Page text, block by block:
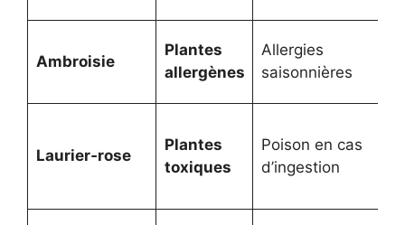
Ambroisie
Plantes
allergènes
Allergies
saisonnières
Laurier‑rose
Plantes
toxiques
Poison en cas
d’ingestion